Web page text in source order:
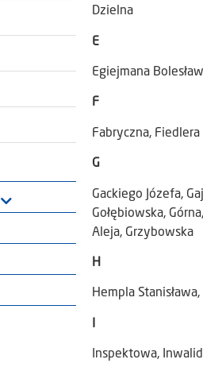
Dzielna
E
Egiejmana
F
Fabryczna,
G
Gackiego Józefa,
Gołębiowska,
Aleja, Grzybowska
H
Hempla
I
Inspektowa,